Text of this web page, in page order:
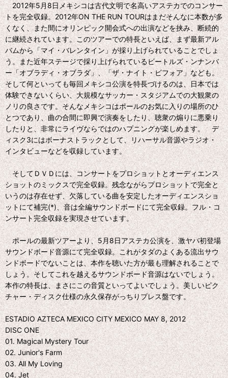
2012年5月8日メキシコは古代文明で名高いアステカでのコンサー
トを完全収録。2012年ON THE RUN TOURはまだそんなに本数が多
くなく、また間にオリンピック開会式への出演などを挟み、断続的
に継続されています。このツアーでの特長といえば、まず最新アル
バムから「マイ・バレンタイン」が採り上げられていることでしょ
う。また近年ステージで採り上げられているビートルズ・ンナンバ
ー「オブラディ・オブラダ」、「ザ・ナイト・ビフォア」なども。
そして何といっても毎回メキシコ公演を特長づけるのは、日本では
体験できないくらい、大規模なサッカー・スタジアムでの大観衆の
ノリの良さです。そんなメキシコはポールのお気に入りの場所のひ
とつであり、曲の合間に即興で演奏をしたり、聴衆の煽りに悪乗り
したりと、非常にライヴならではのハプニングが楽しめます。 デ
ィスク3にはボーナストラックとして、リハーサル音源やラジオ・
インタビューなどを収録しています。
そしてＤＶＤには、コンサートをプロショットとオーディエンス
ショットのミックスで完全収録。残念ながらプロショットで完全と
いうのは存在せず、欠落している曲を安定したオーディエンスショ
ットにて補完(*)、音は全編サウンドボードにて完全収録。フル・コ
ンサート完全収録を実現させています。
ポールの最新ツアーより、5月8日アステカ公演を、激ヤバ初登場
サウンドボード音源にて完全収録。これがタダのよくある流出サウ
ンドボードでないことは、本作を聴いた方が最も理解されることで
しょう。そしてこれを越えるサウンドボード音源はないでしょう。
本作の特長は、まさにこの音質といってよいでしょう。美しいピク
チャー・ディスク仕様の永久保存がっちりプレス盤です。
ESTADIO AZTECA MEXICO CITY MEXICO MAY 8, 2012
DISC ONE
01. Magical Mystery Tour
02. Junior's Farm
03. All My Loving
04. Jet